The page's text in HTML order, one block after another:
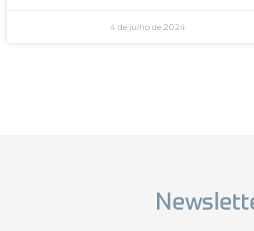
4 de julho de 2024